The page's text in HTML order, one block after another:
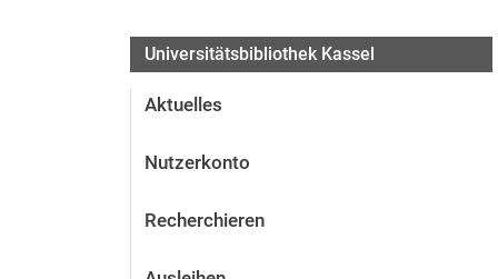
Universitätsbibliothek Kassel
Aktuelles
Nutzerkonto
Recherchieren